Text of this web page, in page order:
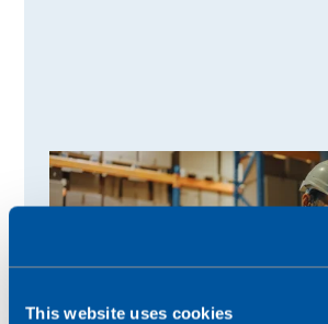
This website uses cookies